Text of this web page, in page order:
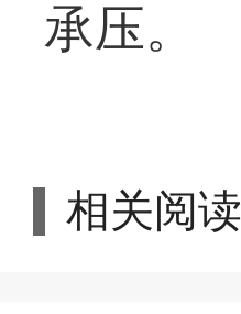
承压。
相关阅读